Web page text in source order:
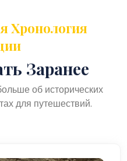
Хронология
Заранее
об исторических
для путешествий.